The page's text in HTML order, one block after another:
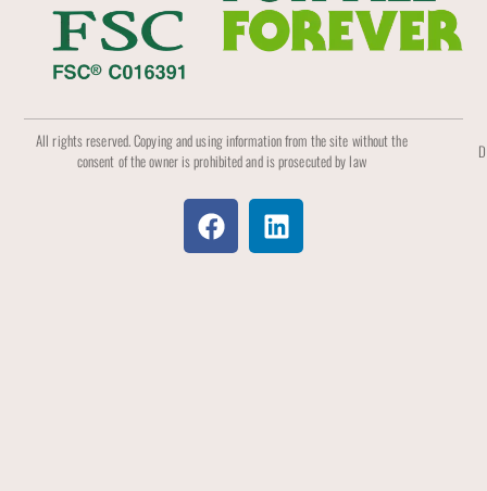
All rights reserved. Copying and using information from the site without the
consent of the owner is prohibited and is prosecuted by law